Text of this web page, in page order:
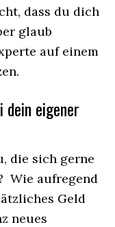
dass du dich
glaub
auf einem
dein eigener
die sich gerne
Wie aufregend
Geld
neues